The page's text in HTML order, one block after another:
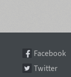
Facebook
Twitter